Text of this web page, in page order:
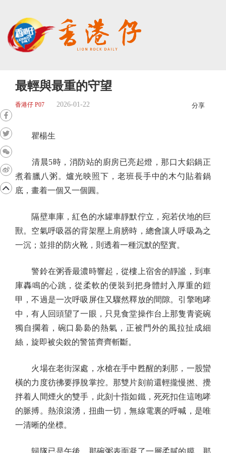
最輕與最重的守望
香港仔 P07 2026-01-22 分享
瞿楊生
清晨5時，消防站的廚房已亮起燈，那口大鋁鍋正
煮着臘八粥。爐光映照下，老班長手中的木勺貼着鍋
底，畫着一個又一個圓。
隔壁車庫，紅色的水罐車靜默佇立，宛若伏地的巨
獸。空氣呼吸器的背架壓上肩膀時，總會讓人呼吸為之
一沉；並排的防火靴，則透着一種沉默的堅實。
警鈴在粥香最濃時響起，從樓上宿舍的靜謐，到車
庫轟鳴的心跳，從柔軟的便裝到把身體封入厚重的鎧
甲，不過是一次呼吸屏住又驟然釋放的間隙。引擎咆哮
中，有人回頭望了一眼，只見食堂操作台上那隻青瓷碗
獨自擱着，碗口裊裊的熱氣，正被門外的風拉扯成細
絲，旋即被尖銳的警笛齊齊斬斷。
火場在老街深處，水槍在手中甦醒的剎那，一股蠻
橫的力度彷彿要掙脫掌控。那雙片刻前還輕攏慢撚、攪
拌着人間煙火的雙手，此刻十指如鐵，死死扣住這咆哮
的脈搏。熱浪滾湧，扭曲一切，無線電裏的呼喊，是唯
一清晰的坐標。
歸隊已是午後。那碗粥表面凝了一層柔膩的膜，那